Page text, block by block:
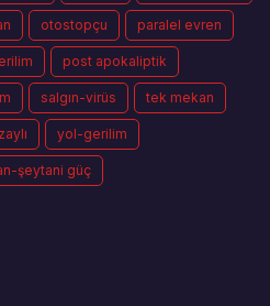
otostopçu paralel evren
post apokaliptik
salgın-virüs tek mekan
yol-gerilim
şeytani güç